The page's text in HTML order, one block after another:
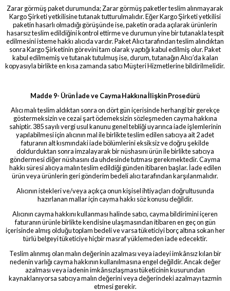
Zarar görmüş paket durumunda; Zarar görmüş paketler teslim alınmayarak
Kargo Şirketi yetkilisine tutanak tutturulmalıdır. Eğer Kargo Şirketi yetkilisi
paketin hasarlı olmadığı görüşünde ise, paketin orada açılarak ürünlerin
hasarsız teslim edildiğini kontrol ettirme ve durumun yine bir tutanakla tespit
edilmesini isteme hakkı alıcıda vardır. Paket Alıcı tarafından teslim alındıktan
sonra Kargo Şirketinin görevini tam olarak yaptığı kabul edilmiş olur. Paket
kabul edilmemiş ve tutanak tutulmuş ise, durum, tutanağın Alıcı’da kalan
kopyasıyla birlikte en kısa zamanda satıcı Müşteri Hizmetlerine bildirilmelidir.
Madde 9- Ürün İade ve Cayma Hakkına İlişkin Prosedürü
Alıcı malı teslim aldıktan sonra on dört gün içerisinde herhangi bir gerekçe
göstermeksizin ve cezai şart ödemeksizin sözleşmeden cayma hakkına
sahiptir. 385 sayılı vergi usul kanunu genel tebliği uyarınca iade işlemlerinin
yapılabilmesi için alıcının mal ile birlikte teslim edilen satıcıya ait 2 adet
faturanın alt kısmındaki iade bölümlerini eksiksiz ve doğru şekilde
doldurduktan sonra imzalayarak bir nüshasını ürün ile birlikte satıcıya
göndermesi diğer nüshasını da uhdesinde tutması gerekmektedir. Cayma
hakkı süresi alıcıya malın teslim edildiği günden itibaren başlar. İade edilen
ürün veya ürünlerin geri gönderim bedeli alıcı tarafından karşılanmalıdır.
Alıcının istekleri ve/veya açıkça onun kişisel ihtiyaçları doğrultusunda
hazırlanan mallar için cayma hakkı söz konusu değildir.
Alıcının cayma hakkını kullanması halinde satıcı, cayma bildirimini içeren
faturanın ürünle birlikte kendisine ulaşmasından itibaren en geç on gün
içerisinde almış olduğu toplam bedeli ve varsa tüketiciyi borç altına sokan her
türlü belgeyi tüketiciye hiçbir masraf yüklemeden iade edecektir.
Teslim alınmış olan malın değerinin azalması veya iadeyi imkânsız kılan bir
nedenin varlığı cayma hakkının kullanılmasına engel değildir. Ancak değer
azalması veya iadenin imkânsızlaşması tüketicinin kusurundan
kaynaklanıyorsa satıcıya malın değerini veya değerindeki azalmayı tazmin
etmesi gerekir.